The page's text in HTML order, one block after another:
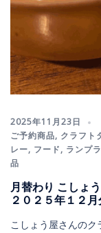
2025年11月23日
ご予約商品, クラフト
レー, フード, ランプ
品
月替わり こしょ
２０２５年１２
こしょう屋さんのク